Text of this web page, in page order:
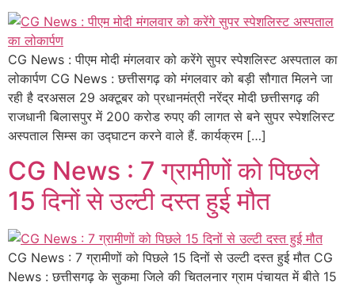
CG News : पीएम मोदी मंगलवार को करेंगे सुपर स्पेशलिस्ट अस्पताल का
लोकार्पण CG News : छत्तीसगढ़ को मंगलवार को बड़ी सौगात मिलने जा
रही है दरअसल 29 अक्टूबर को प्रधानमंत्री नरेंद्र मोदी छत्तीसगढ़ की
राजधानी बिलासपुर में 200 करोड रुपए की लागत से बने सुपर स्पेशलिस्ट
अस्पताल सिम्स का उद्घाटन करने वाले हैं. कार्यक्रम […]
CG News : 7 ग्रामीणों को पिछले
15 दिनों से उल्टी दस्त हुई मौत
CG News : 7 ग्रामीणों को पिछले 15 दिनों से उल्टी दस्त हुई मौत CG
News : छत्तीसगढ़ के सुकमा जिले की चितलनार ग्राम पंचायत में बीते 15